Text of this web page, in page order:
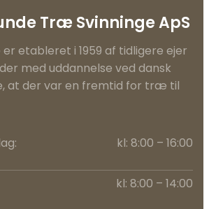
Træ Svinninge ApS
etableret i 1959 af tidligere ejer
med uddannelse ved dansk
at der var en fremtid for træ til
kl: 8:00 – 16:00​
kl: 8:00 – 14:00